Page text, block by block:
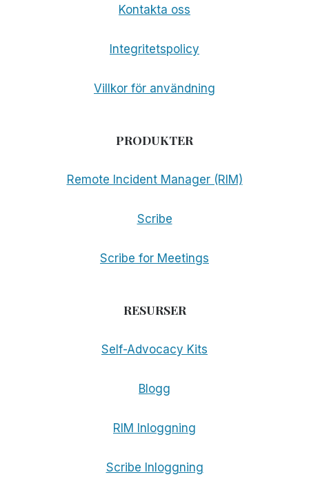
Kontakta oss
Integritetspolicy
Villkor för användning
PRODUKTER
Remote Incident Manager (RIM)
Scribe
Scribe for Meetings
RESURSER
Self-Advocacy Kits
Blogg
RIM Inloggning
Scribe Inloggning